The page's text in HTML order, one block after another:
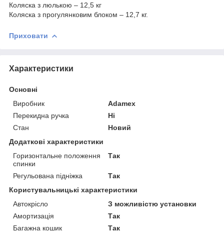
Коляска з люлькою – 12,5 кг
Коляска з прогулянковим блоком – 12,7 кг.
Приховати
Характеристики
Основні
Виробник
Adamex
Перекидна ручка
Ні
Стан
Новий
Додаткові характеристики
Горизонтальне положення
спинки
Так
Регульована підніжка
Так
Користувальницькі характеристики
Автокрісло
З можливістю установки
Амортизація
Так
Багажна кошик
Так